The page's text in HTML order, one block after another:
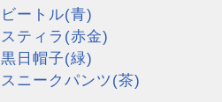
ビートル(青)
スティラ(赤金)
黒日帽子(緑)
スニークパンツ(茶)